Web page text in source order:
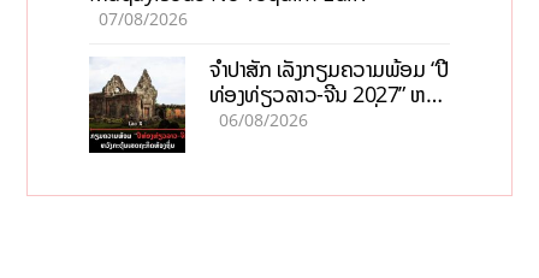
07/08/2026
ຈຳປາສັກ ເລັ່ງກຽມຄວາມພ້ອມ “ປີ
ທ່ອງທ່ຽວລາວ-ຈີນ 2027” ຫວັງ
ກະຕຸ້ນເສດຖະກິດທ້ອງຖິ່ນ
06/08/2026